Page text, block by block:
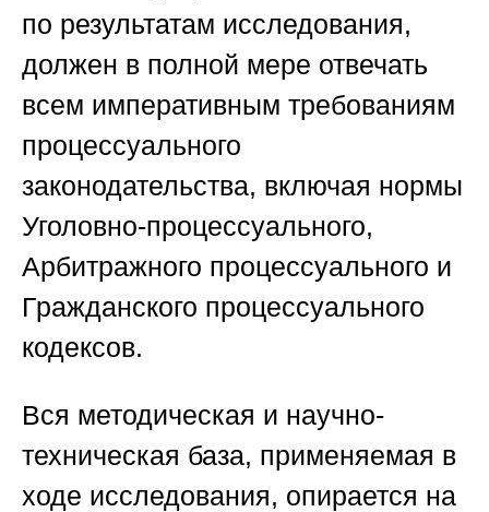
по результатам исследования,
должен в полной мере отвечать
всем императивным требованиям
процессуального
законодательства, включая нормы
Уголовно-процессуального,
Арбитражного процессуального и
Гражданского процессуального
кодексов.
Вся методическая и научно-
техническая база, применяемая в
ходе исследования, опирается на